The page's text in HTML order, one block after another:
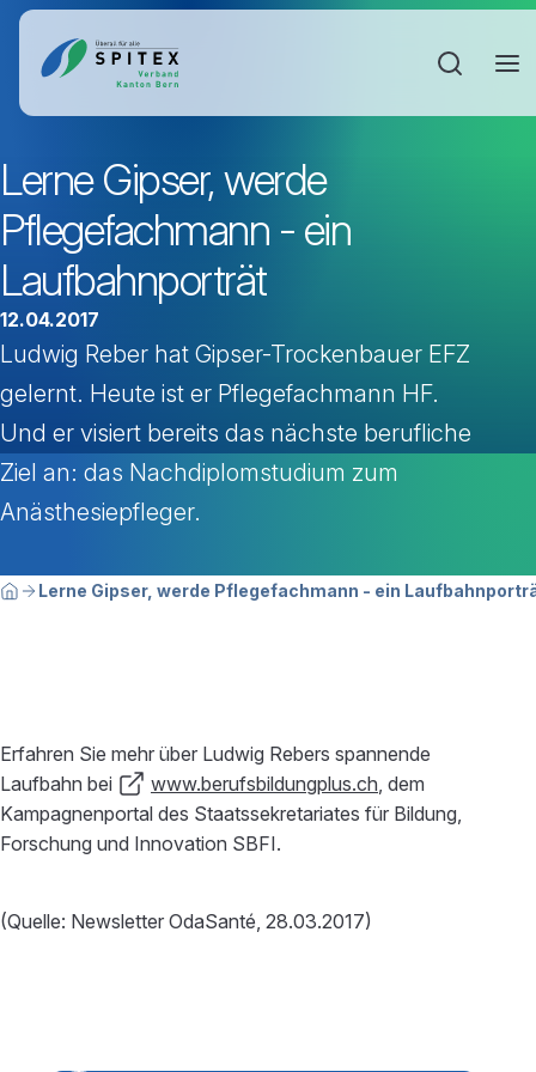
Lerne Gipser, werde
Pflegefachmann - ein
Laufbahnporträt
12.04.2017
Ludwig Reber hat Gipser-Trockenbauer EFZ
gelernt. Heute ist er Pflegefachmann HF.
Und er visiert bereits das nächste berufliche
Ziel an: das Nachdiplomstudium zum
Anästhesiepfleger.
Breadcrumbnavigation
Sie befinden sich hier:
HomeLerne Gipser, werde Pflegefachmann - ein
Erfahren Sie mehr über Ludwig Rebers spannende
Laufbahn bei
www.berufsbildungplus.ch, dem
Kampagnenportal des Staatssekretariates für Bildung,
Forschung und Innovation SBFI.
(Quelle: Newsletter OdaSanté, 28.03.2017)